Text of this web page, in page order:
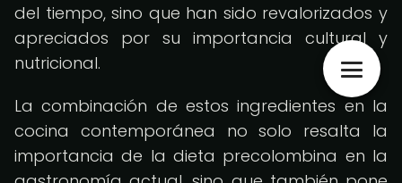
del tiempo, sino que han sido revalorizados y
apreciados por su importancia cultural y
nutricional.
La combinación de estos ingredientes en la
cocina contemporánea no solo resalta la
importancia de la dieta precolombina en la